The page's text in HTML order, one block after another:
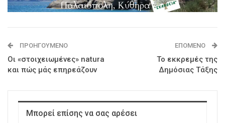
ΠΡΟΗΓΟΎΜΕΝΟ
Οι «στοιχειωμένες» natura
και πώς μάς επηρεάζουν
ΕΠΌΜΕΝΟ
Το εκκρεμές της
Δημόσιας Τάξης
Μπορεί επίσης να σας αρέσει